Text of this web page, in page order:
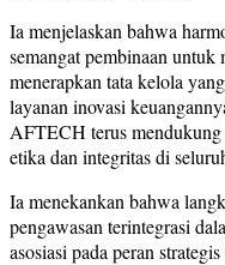
Ia menjelaskan bahwa
semangat pembinaan
menerapkan tata kelola
layanan inovasi
AFTECH terus
etika dan integritas di
Ia menekankan bahwa
pengawasan terintegrasi
asosiasi pada peran